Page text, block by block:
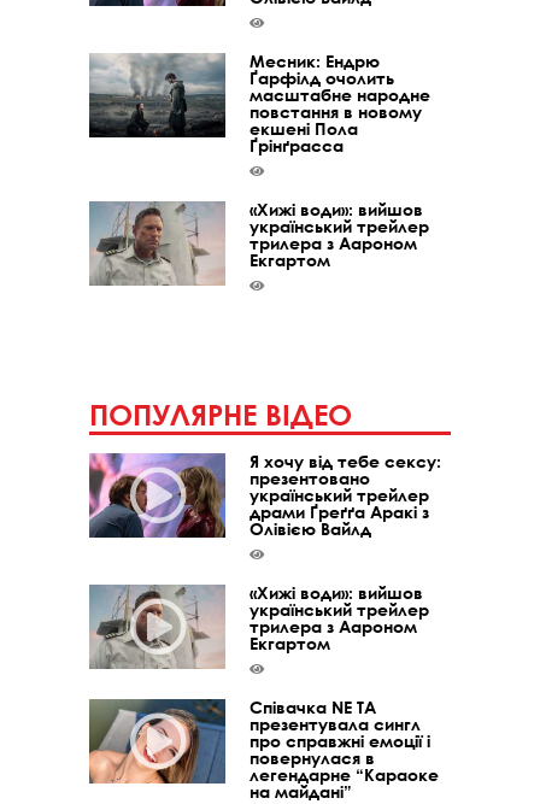
Месник: Ендрю
Ґарфілд очолить
масштабне народне
повстання в новому
екшені Пола
Ґрінґрасса
«Хижі води»: вийшов
український трейлер
трилера з Аароном
Екгартом
ПОПУЛЯРНЕ ВІДЕО
Я хочу від тебе сексу:
презентовано
український трейлер
драми Ґреґґа Аракі з
Олівією Вайлд
«Хижі води»: вийшов
український трейлер
трилера з Аароном
Екгартом
Співачка NE TA
презентувала сингл
про справжні емоції і
повернулася в
легендарне “Караоке
на майдані”